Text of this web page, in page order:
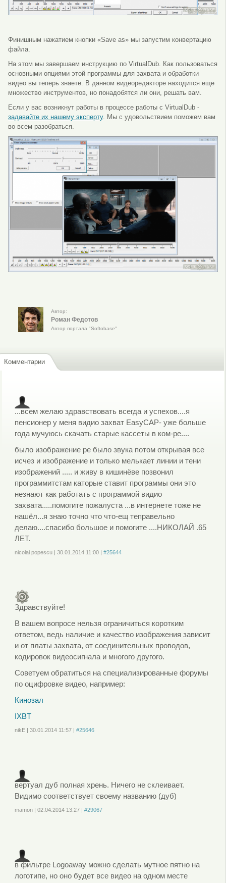
Финишным нажатием кнопки «Save as» мы запустим конвертацию
файла.
На этом мы завершаем инструкцию по VirtualDub. Как пользоваться
основными опциями этой программы для захвата и обработки
видео вы теперь знаете. В данном видеоредакторе находится еще
множество инструментов, но понадобятся ли они, решать вам.
Если у вас возникнут работы в процессе работы с VirtualDub -
задавайте их нашему эксперту. Мы с удовольствием поможем вам
во всем разобраться.
Автор:
Роман Федотов
Автор портала "Softobase"
Комментарии
...всем желаю здравствовать всегда и успехов....я
пенсионер у меня видио захват EasyCAP- уже больше
года мучуюсь скачать старые кассеты в ком-ре....
было изображение ре было звука потом открывая все
исчез и изображение и только мелькает линии и тени
изображений ..... и живу в кишинёве позвонил
программитстам каторые ставит программы они это
незнают как работать с программой видио
захвата.....помогите пожалуста ...в интернете тоже не
нашёл...я знаю точно что что-ещ теправельно
делаю....спасибо большое и помогите ....НИКОЛАЙ .65
ЛЕТ.
nicolai popescu |30.01.2014 11:00 |#25644
Здравствуйте!
В вашем вопросе нельзя ограничиться коротким
ответом, ведь наличие и качество изображения зависит
и от платы захвата, от соединительных проводов,
кодировок видеосигнала и многого другого.
Советуем обратиться на специализированные форумы
по оцифровке видео, например:
Кинозал
IXBT
nikE |30.01.2014 11:57 |#25646
вертуал дуб полная хрень. Ничего не склеивает.
Видимо соответствует своему названию (дуб)
mamon |02.04.2014 13:27 |#29067
в фильтре Logoaway можно сделать мутное пятно на
логотипе, но оно будет все видео на одном месте